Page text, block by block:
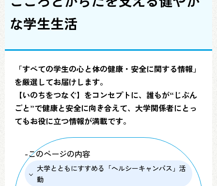
な学生生活
「すべての学生の心と体の健康・安全に関する情報」
を厳選してお届けします。
【いのちをつなぐ】をコンセプトに、誰もが“じぶん
ごと”で健康と安全に向き合えて、大学関係者にとっ
てもお役に立つ情報が満載です。
-このページの内容
大学とともにすすめる「ヘルシーキャンパス」活
動